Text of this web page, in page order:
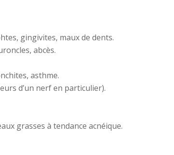
gingivites, maux de dents.
abcès.
asthme.
d’un nerf en particulier).
grasses à tendance acnéique.